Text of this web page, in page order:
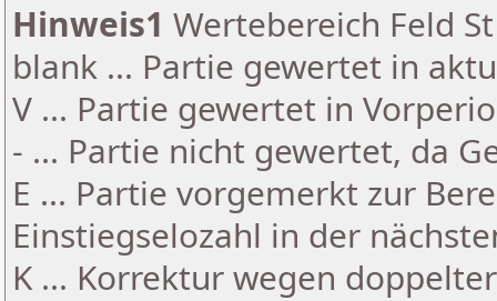
Hinweis1 Wertebereich Feld
blank ... Partie gewertet in
V ... Partie gewertet in
- ... Partie nicht gewertet, da
E ... Partie vorgemerkt zur
Einstiegselozahl in der
K ... Korrektur wegen